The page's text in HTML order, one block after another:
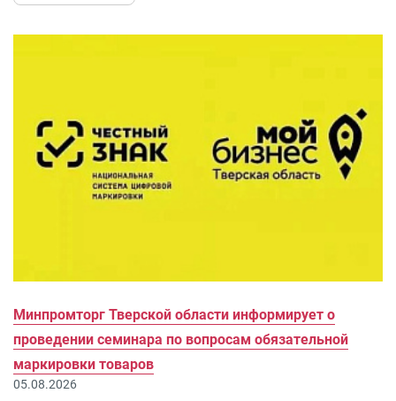
Минпромторг Тверской области информирует о
проведении семинара по вопросам обязательной
маркировки товаров
05.08.2026